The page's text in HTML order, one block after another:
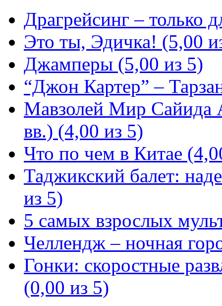
Драгрейсинг – только
Это ты, Эдичка! (5,00
Джамперы (5,00 из 5)
“Джон Картер” –
Мавзолей Мир
вв.) (4,00 из 5)
Что по чем в Китае
Таджикский балет:
из 5)
5 самых взрослых
Челлендж – ночная
Гонки: скоростные
(0,00 из 5)